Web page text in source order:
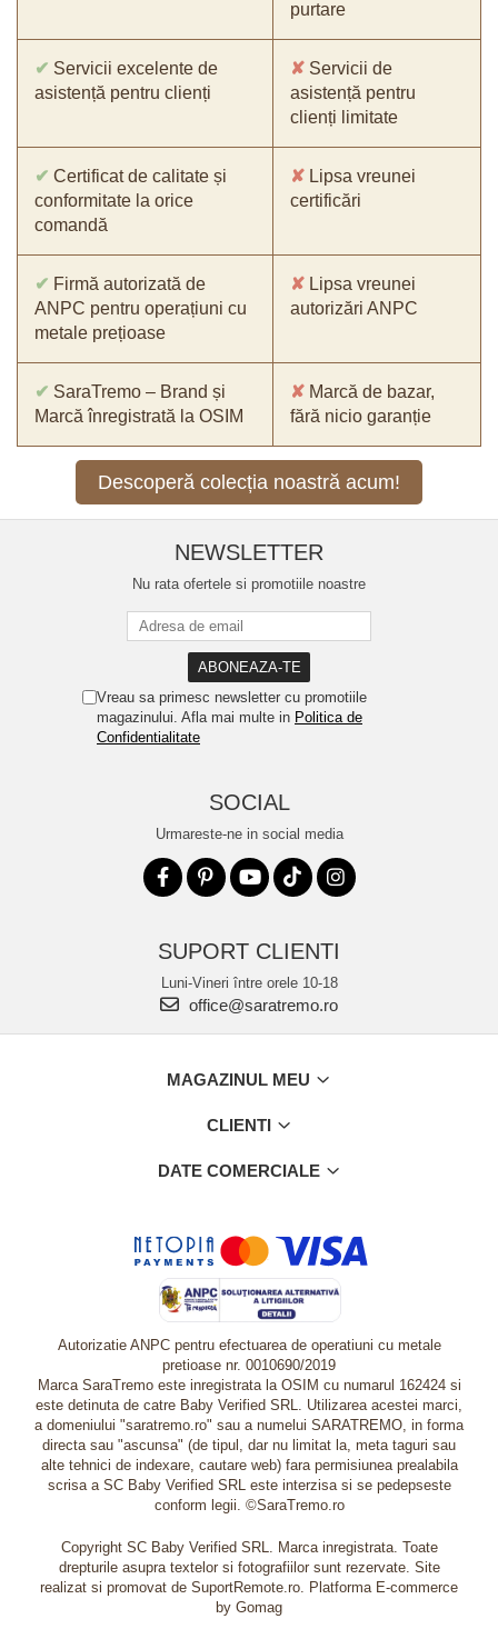
purtare
✔ Servicii excelente de
asistență pentru clienți
✘ Servicii de
asistență pentru
clienți limitate
✔ Certificat de calitate și
conformitate la orice
comandă
✘ Lipsa vreunei
certificări
✔ Firmă autorizată de
ANPC pentru operațiuni cu
metale prețioase
✘ Lipsa vreunei
autorizări ANPC
✔ SaraTremo – Brand și
Marcă înregistrată la OSIM
✘ Marcă de bazar,
fără nicio garanție
Descoperă colecția noastră acum!
NEWSLETTER
Nu rata ofertele si promotiile noastre
Vreau sa primesc newsletter cu promotiile
magazinului. Afla mai multe in Politica de
Confidentialitate
SOCIAL
Urmareste-ne in social media
SUPORT CLIENTI
Luni-Vineri între orele 10-18
office@saratremo.ro
MAGAZINUL MEU
CLIENTI
DATE COMERCIALE
Autorizatie ANPC pentru efectuarea de operatiuni cu metale
pretioase nr. 0010690/2019
Marca SaraTremo este inregistrata la OSIM cu numarul 162424 si
este detinuta de catre Baby Verified SRL. Utilizarea acestei marci,
a domeniului "saratremo.ro" sau a numelui SARATREMO, in forma
directa sau "ascunsa" (de tipul, dar nu limitat la, meta taguri sau
alte tehnici de indexare, cautare web) fara permisiunea prealabila
scrisa a SC Baby Verified SRL este interzisa si se pedepseste
conform legii. ©SaraTremo.ro
Copyright SC Baby Verified SRL. Marca inregistrata. Toate
drepturile asupra textelor si fotografiilor sunt rezervate. Site
realizat si promovat de SuportRemote.ro. Platforma E-commerce
by Gomag